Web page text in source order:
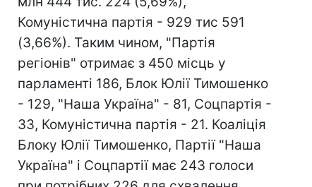
Комуністична партія - 929 тис 591
(3,66%). Таким чином, "Партія
регіонів" отримає з 450 місць у
парламенті 186, Блок Юлії Тимошенко
- 129, "Наша Україна" - 81, Соцпартія -
33, Комуністична партія - 21. Коаліція
Блоку Юлії Тимошенко, Партії "Наша
Україна" і Соцпартії має 243 голоси